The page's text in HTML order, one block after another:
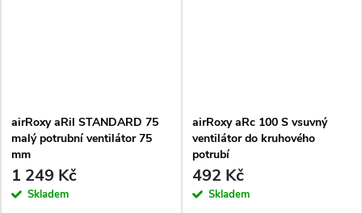
airRoxy aRil STANDARD 75
malý potrubní ventilátor 75
mm
1 249 Kč
Skladem
airRoxy aRc 100 S vsuvný
ventilátor do kruhového
potrubí
492 Kč
Skladem